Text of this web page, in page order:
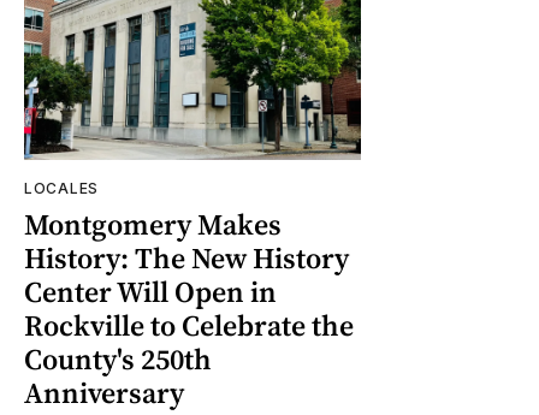
LOCALES
Montgomery Makes
History: The New History
Center Will Open in
Rockville to Celebrate the
County's 250th
Anniversary